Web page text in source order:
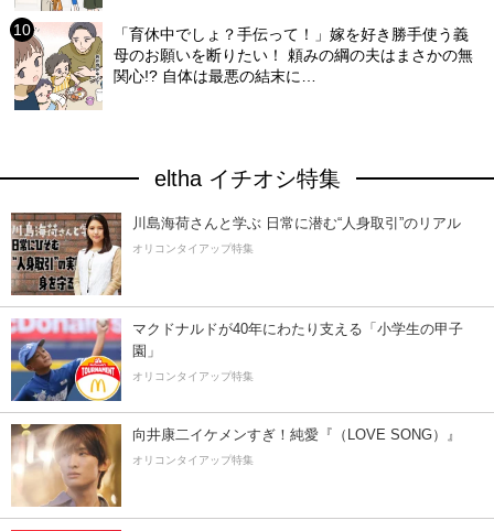
「育休中でしょ？手伝って！」嫁を好き勝手使う義
母のお願いを断りたい！ 頼みの綱の夫はまさかの無
関心!? 自体は最悪の結末に…
eltha イチオシ特集
川島海荷さんと学ぶ 日常に潜む“人身取引”のリアル
オリコンタイアップ特集
マクドナルドが40年にわたり支える「小学生の甲子
園」
オリコンタイアップ特集
向井康二イケメンすぎ！純愛『（LOVE SONG）』
オリコンタイアップ特集